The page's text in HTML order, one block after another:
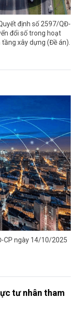
định số 2597/QĐ-
đổi số trong hoạt
xây dựng (Đề án).
CP ngày 14/10/2025
tư nhân tham